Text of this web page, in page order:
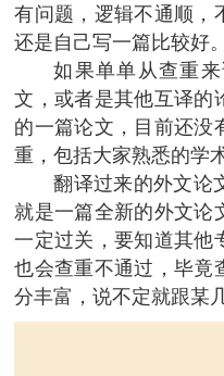
有问题，逻辑不通顺，
还是自己写一篇比较好。
如果单单从查重
文，或者是其他互译的
的一篇论文，目前还没
重，包括大家熟悉的学术
翻译过来的外文论
就是一篇全新的外文论
一定过关，要知道其他
也会查重不通过，毕竟
分丰富，说不定就跟某